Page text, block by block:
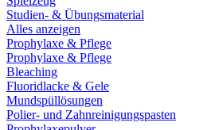
Studien- & Übungsmaterial
Alles anzeigen
Prophylaxe & Pflege
Prophylaxe & Pflege
Bleaching
Fluoridlacke & Gele
Mundspüllösungen
Polier- und Zahnreinigungspasten